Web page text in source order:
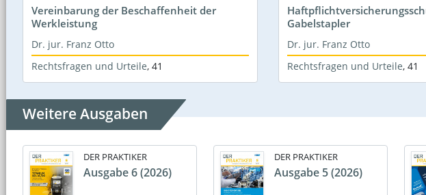
Vereinbarung der Beschaffenheit der
Werkleistung
Dr. jur. Franz Otto
Rechtsfragen und Urteile, 41
Gabelstapler
Dr. jur. Franz Otto
Rechtsfragen und Urteile, 41
Weitere Ausgaben
DER PRAKTIKER
Ausgabe 6 (2026)
DER PRAKTIKER
Ausgabe 5 (2026)